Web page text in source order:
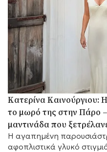
Κατερίνα
το μωρό της στην Πάρο
μαντινάδα που
Η αγαπημένη
αφοπλιστικά γλυκό